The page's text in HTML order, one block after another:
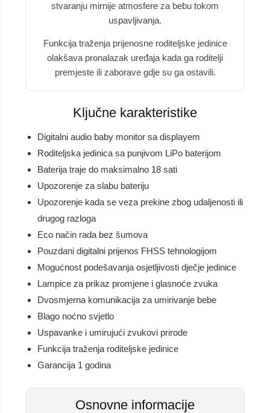
stvaranju mirnije atmosfere za bebu tokom
uspavljivanja.
Funkcija traženja prijenosne roditeljske jedinice
olakšava pronalazak uređaja kada ga roditelji
premjeste ili zaborave gdje su ga ostavili.
Ključne karakteristike
Digitalni audio baby monitor sa displayem
Roditeljska jedinica sa punjivom LiPo baterijom
Baterija traje do maksimalno 18 sati
Upozorenje za slabu bateriju
Upozorenje kada se veza prekine zbog udaljenosti ili
drugog razloga
Eco način rada bez šumova
Pouzdani digitalni prijenos FHSS tehnologijom
Mogućnost podešavanja osjetljivosti dječje jedinice
Lampice za prikaz promjene i glasnoće zvuka
Dvosmjerna komunikacija za umirivanje bebe
Blago noćno svjetlo
Uspavanke i umirujući zvukovi prirode
Funkcija traženja roditeljske jedinice
Garancija 1 godina
Osnovne informacije